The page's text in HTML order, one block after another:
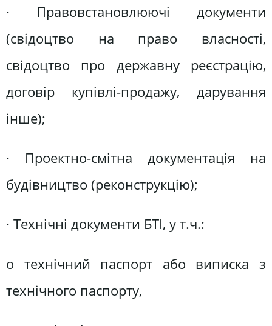
· Правовстановлюючі документи
(свідоцтво на право власності,
свідоцтво про державну реєстрацію,
договір купівлі-продажу, дарування
інше);
· Проектно-смітна документація на
будівництво (реконструкцію);
· Технічні документи БТІ, у т.ч.:
o технічний паспорт або виписка з
технічного паспорту,